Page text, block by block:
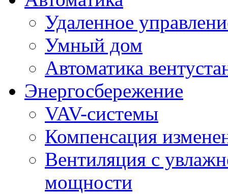
Удаленное
Умный дом
Автоматика
Энергосбережение
VAV-системы
Компенсация
Вентиляция с
мощности